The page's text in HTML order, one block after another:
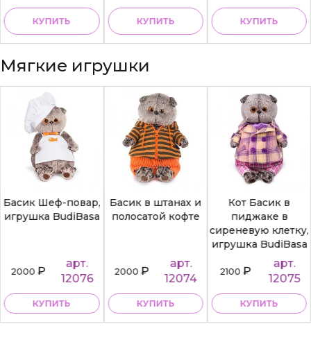
КУПИТЬ КУПИТЬ КУПИТЬ
Мягкие игрушки
Басик Шеф-повар,
игрушка BudiBasa
2000₽
арт.
12076
КУПИТЬ
Басик в штанах и
полосатой кофте
2000₽
арт.
12074
КУПИТЬ
Кот Басик в
пиджаке в
сиреневую клетку,
игрушка BudiBasa
2100₽
арт.
12075
КУПИТЬ